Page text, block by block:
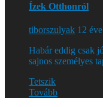
Ízek Otthonról
tiborszulyak 12 éve
Habár eddig csak
sajnos személyes
Tetszik
Tovább